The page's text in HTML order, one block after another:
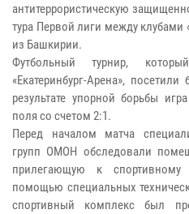
антитеррористическую
тура Первой лиги между клубами
из Башкирии.
Футбольный турнир,
«Екатеринбург-Арена»,
результате упорной борьбы
поля со счетом 2:1.
Перед началом матча
групп ОМОН обследовали
прилегающую к
помощью специальных
спортивный комплекс был